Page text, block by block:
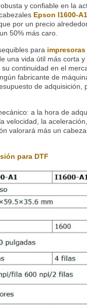
y confiable en la
Epson I1600-A1
por un precio
50% más caro.
para impresoras
una vida útil más corta y
continuidad en el
fabricante de
de adquisición,
a la hora de
velocidad, la
valorará más un
para DTF